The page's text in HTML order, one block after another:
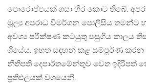
පොරොප්පයක් ගසා හිර කොට තිබේ.
මූල්‍ය අපරාධ විමර්ශන පොලීසිය තමන්ට
අවශ්‍ය පරීක්ෂණ කටයුතු පසුගිය කාලය
ගියේය. ඉහත සඳහන් කළ සම්පූර්ණ
නීතිපති දෙපාර්තමේන්තුව වෙත ඉදිරිපත්
ප‍්‍රතිඵලයක් වශයෙනි.